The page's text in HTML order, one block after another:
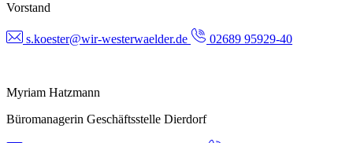
Vorstand
s.koester@wir-westerwaelder.de 02689 95929-40
Myriam Hatzmann
Büromanagerin Geschäftsstelle Dierdorf